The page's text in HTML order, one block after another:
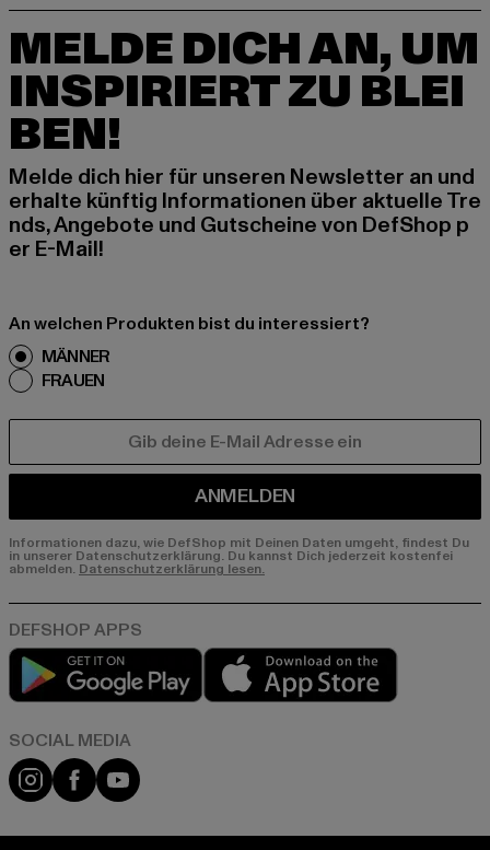
MELDE DICH AN, UM
INSPIRIERT ZU BLEI
BEN!
Melde dich hier für unseren Newsletter an und
erhalte künftig Informationen über aktuelle Tre
nds, Angebote und Gutscheine von DefShop p
er E-Mail!
An welchen Produkten bist du interessiert?
MÄNNER
FRAUEN
ANMELDEN
Informationen dazu, wie DefShop mit Deinen Daten umgeht, findest Du
in unserer Datenschutzerklärung. Du kannst Dich jederzeit kostenfei
abmelden. Datenschutzerklärung lesen.
Play market
Instagram
FacebookYouTube